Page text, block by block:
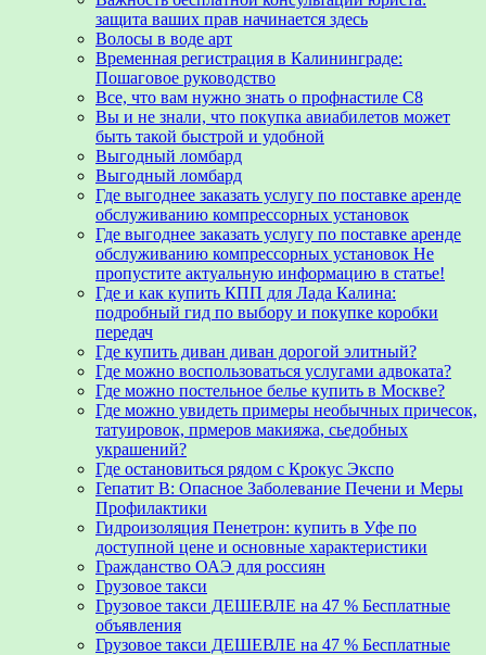
защита ваших прав начинается здесь
Волосы в воде арт
Временная регистрация в Калининграде:
Пошаговое руководство
Все, что вам нужно знать о профнастиле C8
Вы и не знали, что покупка авиабилетов может
быть такой быстрой и удобной
Выгодный ломбард
Выгодный ломбард
Где выгоднее заказать услугу по поставке аренде
обслуживанию компрессорных установок
Где выгоднее заказать услугу по поставке аренде
обслуживанию компрессорных установок Не
пропустите актуальную информацию в статье!
Где и как купить КПП для Лада Калина:
подробный гид по выбору и покупке коробки
передач
Где купить диван диван дорогой элитный?
Где можно воспользоваться услугами адвоката?
Где можно постельное белье купить в Москве?
Где можно увидеть примеры необычных причесок,
татуировок, прмеров макияжа, сьедобных
украшений?
Где остановиться рядом с Крокус Экспо
Гепатит B: Опасное Заболевание Печени и Меры
Профилактики
Гидроизоляция Пенетрон: купить в Уфе по
доступной цене и основные характеристики
Гражданство ОАЭ для россиян
Грузовое такси
Грузовое такси ДЕШЕВЛЕ на 47 % Бесплатные
объявления
Грузовое такси ДЕШЕВЛЕ на 47 % Бесплатные